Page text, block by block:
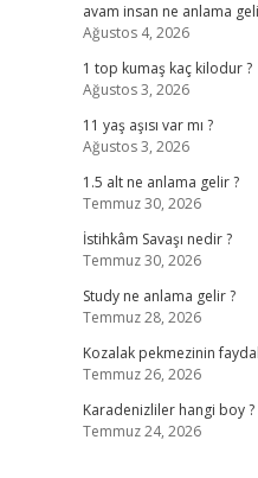
avam insan ne anlama
Ağustos 4, 2026
1 top kumaş kaç kilodur ?
Ağustos 3, 2026
11 yaş aşısı var mı ?
Ağustos 3, 2026
1.5 alt ne anlama gelir ?
Temmuz 30, 2026
İstihkâm Savaşı nedir ?
Temmuz 30, 2026
Study ne anlama gelir ?
Temmuz 28, 2026
Kozalak pekmezinin
Temmuz 26, 2026
Karadenizliler hangi boy ?
Temmuz 24, 2026